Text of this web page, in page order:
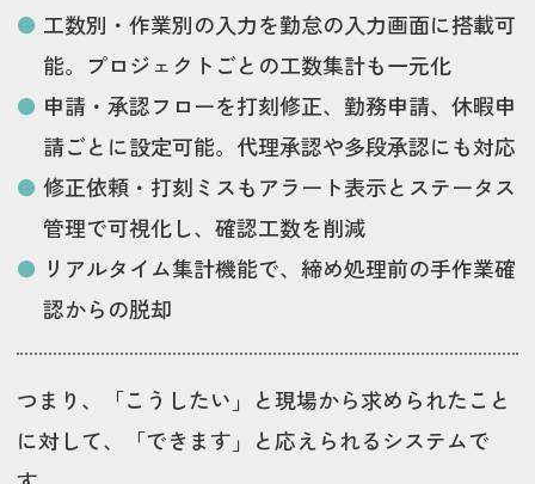
工数別・作業別の入力を勤怠の入力画面に搭載可
能。プロジェクトごとの工数集計も一元化
申請・承認フローを打刻修正、勤務申請、休暇申
請ごとに設定可能。代理承認や多段承認にも対応
修正依頼・打刻ミスもアラート表示とステータス
管理で可視化し、確認工数を削減
リアルタイム集計機能で、締め処理前の手作業確
認からの脱却
つまり、「こうしたい」と現場から求められたこと
に対して、「できます」と応えられるシステムで